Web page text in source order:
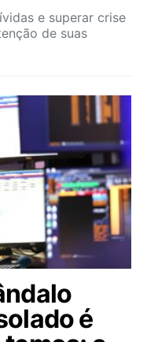
e superar crise
de suas
é